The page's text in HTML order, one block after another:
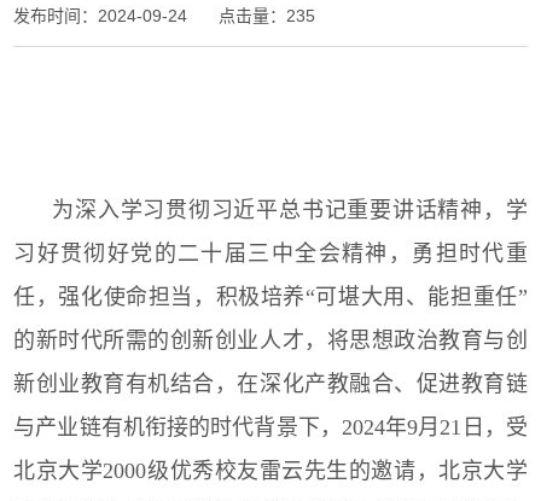
发布时间：2024-09-24 点击量： 235
为深入学习贯彻习近平总书记重要讲话精神，学
习好贯彻好党的二十届三中全会精神，勇担时代重
任，强化使命担当，积极培养“可堪大用、能担重任”
的新时代所需的创新创业人才，将思想政治教育与创
新创业教育有机结合，在深化产教融合、促进教育链
与产业链有机衔接的时代背景下， 2024年9月21 日，受
北京大学2000级优秀校友雷云先生的邀请，北京大学